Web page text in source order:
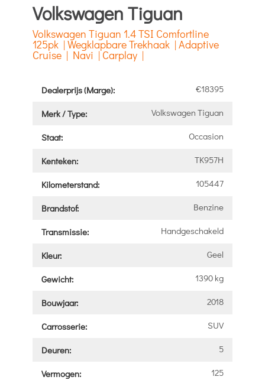
Volkswagen Tiguan
Volkswagen Tiguan 1.4 TSI Comfortline
125pk | Wegklapbare Trekhaak | Adaptive
Cruise | Navi | Carplay |
Dealerprijs (Marge): €18395
Merk / Type: Volkswagen Tiguan
Staat: Occasion
Kenteken: TK957H
Kilometerstand: 105447
Brandstof: Benzine
Transmissie: Handgeschakeld
Kleur: Geel
Gewicht: 1390 kg
Bouwjaar: 2018
Carrosserie: SUV
Deuren: 5
Vermogen: 125